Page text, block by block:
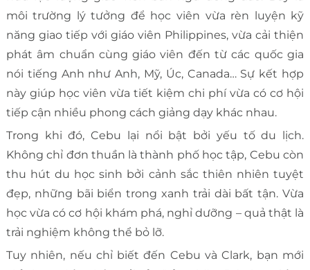
môi trường lý tưởng để học viên vừa rèn luyện kỹ
năng giao tiếp với giáo viên Philippines, vừa cải thiện
phát âm chuẩn cùng giáo viên đến từ các quốc gia
nói tiếng Anh như Anh, Mỹ, Úc, Canada… Sự kết hợp
này giúp học viên vừa tiết kiệm chi phí vừa có cơ hội
tiếp cận nhiều phong cách giảng dạy khác nhau.
Trong khi đó, Cebu lại nổi bật bởi yếu tố du lịch.
Không chỉ đơn thuần là thành phố học tập, Cebu còn
thu hút du học sinh bởi cảnh sắc thiên nhiên tuyệt
đẹp, những bãi biển trong xanh trải dài bất tận. Vừa
học vừa có cơ hội khám phá, nghỉ dưỡng – quả thật là
trải nghiệm không thể bỏ lỡ.
Tuy nhiên, nếu chỉ biết đến Cebu và Clark, bạn mới